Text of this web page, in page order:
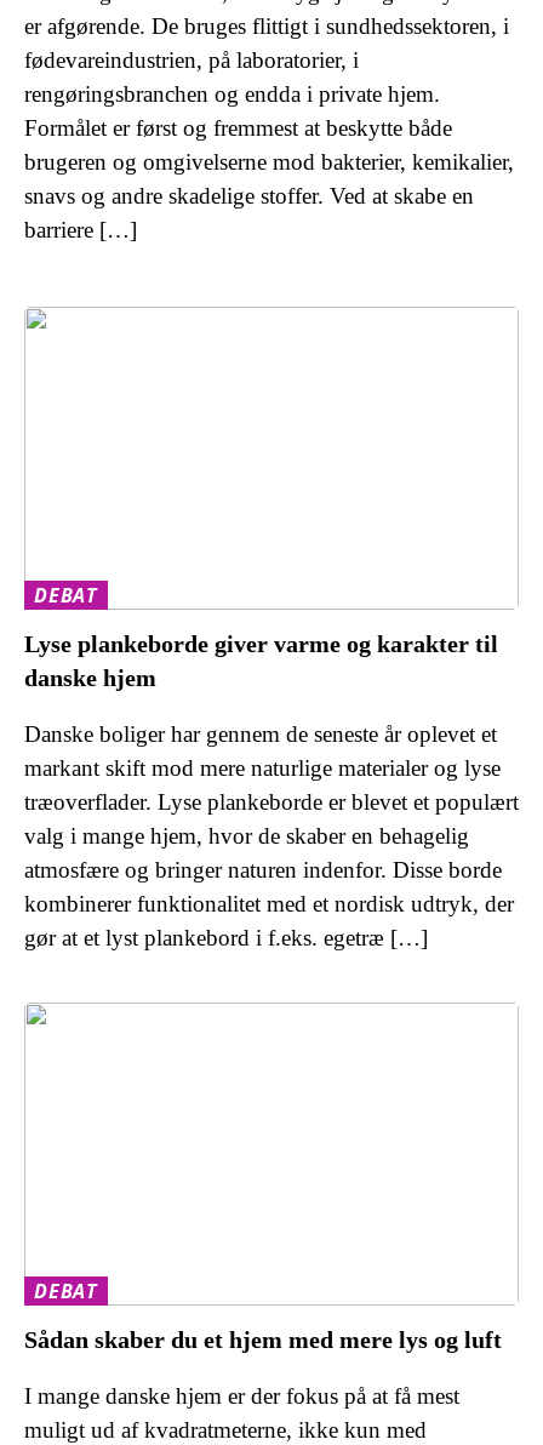
er afgørende. De bruges flittigt i sundhedssektoren, i
fødevareindustrien, på laboratorier, i
rengøringsbranchen og endda i private hjem.
Formålet er først og fremmest at beskytte både
brugeren og omgivelserne mod bakterier, kemikalier,
snavs og andre skadelige stoffer. Ved at skabe en
barriere […]
DEBAT
Lyse plankeborde giver varme og karakter til
danske hjem
Danske boliger har gennem de seneste år oplevet et
markant skift mod mere naturlige materialer og lyse
træoverflader. Lyse plankeborde er blevet et populært
valg i mange hjem, hvor de skaber en behagelig
atmosfære og bringer naturen indenfor. Disse borde
kombinerer funktionalitet med et nordisk udtryk, der
gør at et lyst plankebord i f.eks. egetræ […]
DEBAT
Sådan skaber du et hjem med mere lys og luft
I mange danske hjem er der fokus på at få mest
muligt ud af kvadratmeterne, ikke kun med